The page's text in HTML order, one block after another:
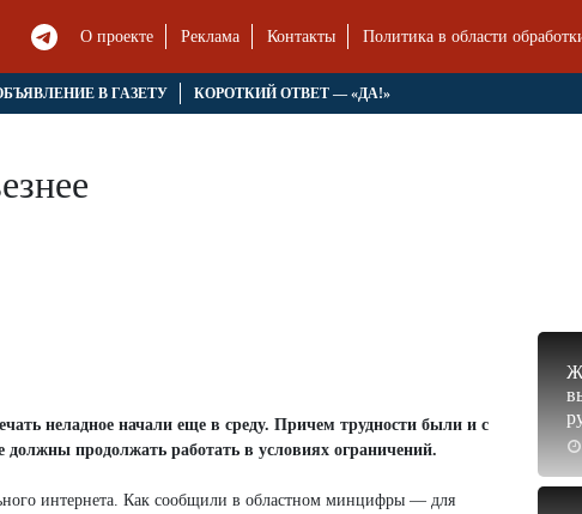
О проекте Реклама Контакты Политика в области
В ГАЗЕТУ КОРОТКИЙ ОТВЕТ — «ДА!»
неладное начали еще в среду. Причем трудности были и с
продолжать работать в условиях ограничений.
интернета. Как сообщили в областном минцифры — для